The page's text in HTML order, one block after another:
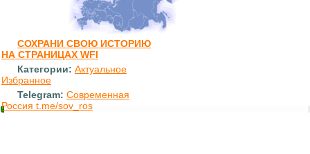
СОХРАНИ СВОЮ ИСТОРИЮ
НА СТРАНИЦАХ WFI
Категории: Актуальное
Избранное
Telegram: Современная
Россия t.me/sov_ros